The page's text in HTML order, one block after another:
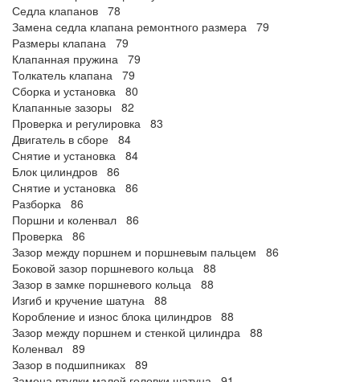
Седла клапанов 78
Замена седла клапана ремонтного размера 79
Размеры клапана 79
Клапанная пружина 79
Толкатель клапана 79
Сборка и установка 80
Клапанные зазоры 82
Проверка и регулировка 83
Двигатель в сборе 84
Снятие и установка 84
Блок цилиндров 86
Снятие и установка 86
Разборка 86
Поршни и коленвал 86
Проверка 86
Зазор между поршнем и поршневым пальцем 86
Боковой зазор поршневого кольца 88
Зазор в замке поршневого кольца 88
Изгиб и кручение шатуна 88
Коробление и износ блока цилиндров 88
Зазор между поршнем и стенкой цилиндра 88
Коленвал 89
Зазор в подшипниках 89